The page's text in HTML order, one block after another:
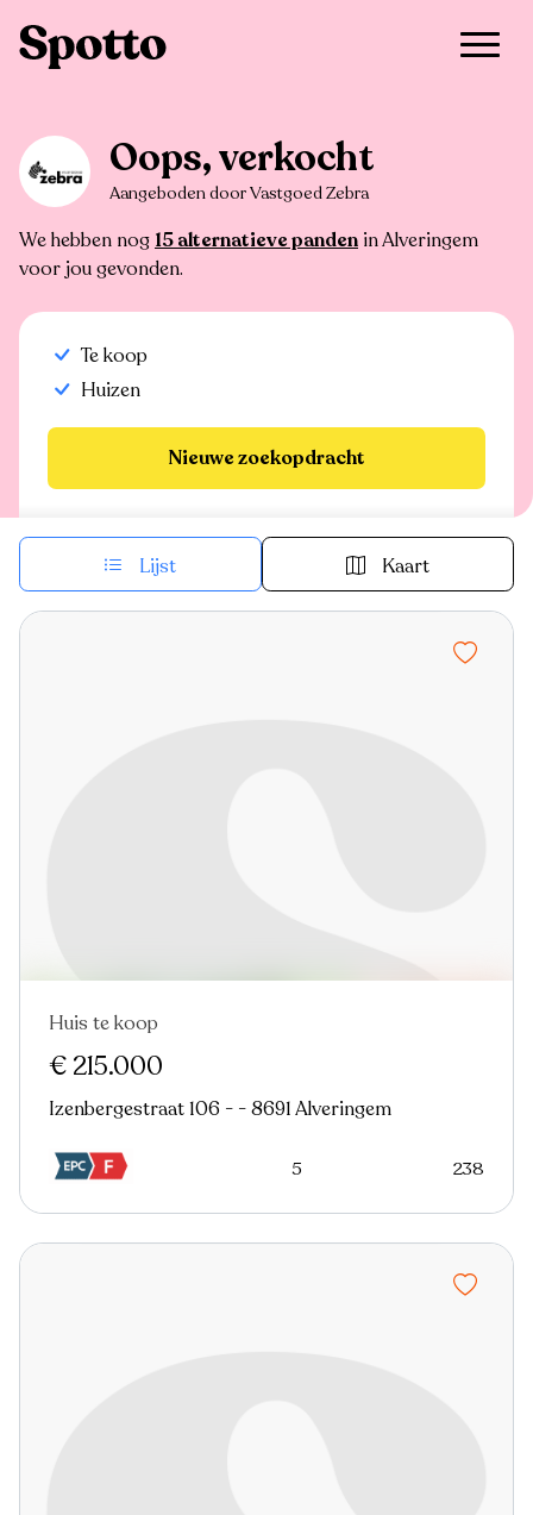
Oops, verkocht
Aangeboden door Vastgoed Zebra
We hebben nog 15 alternatieve panden in Alveringem
voor jou gevonden.
Te koop
Huizen
Nieuwe zoekopdracht
Lijst Kaart
Nieuw
Huis te koop
€ 215.000
Izenbergestraat 106 - - 8691 Alveringem
5 238